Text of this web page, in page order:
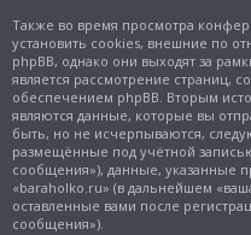
Также во время просмотра
установить cookies, внешние по
phpBB, однако они выходят за
является рассмотрение страниц,
обеспечением phpBB. Вторым
являются данные, которые вы
быть, но не исчерпываются,
размещённые под учётной
сообщения»), данные, указанные
«baraholko.ru» (в дальнейшем
оставленные вами после
сообщения»).